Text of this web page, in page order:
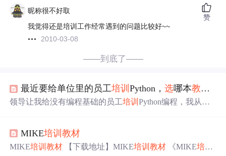
昵称很不好取
我觉得还是培训工作经常遇到的问题比较好~~
2010-03-08
赞
——到底了——
最近要给单位里的员工培训Python，选哪本教材
领导让我给没有编程基础的员工培训Python编程，我从网
版） （4）Head First Python （5）Python程序设计基础 对
比了一番，最后
选了一本作为教材。
MIKE培训教材
MIKE培训教材 【下载地址】MIKE培训教材 《MIKE培训